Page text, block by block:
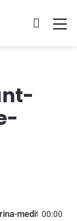
mediterranee-
00:00